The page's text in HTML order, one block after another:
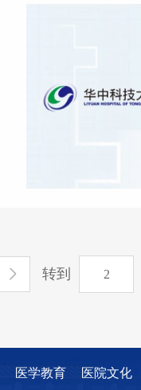
转到
医学教育 医院文化